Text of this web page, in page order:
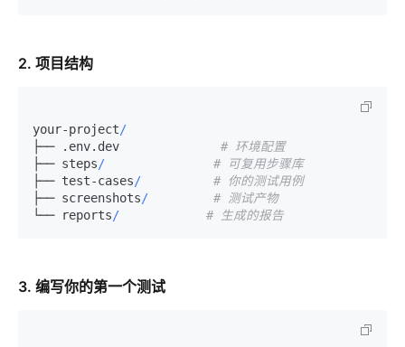
2. 项目结构
your-project/
├── .env.dev # 环境配置
├── steps/
# 可复用步骤库
├── test-cases/
# 你的测试用例
├── screenshots/
# 测试产物
└── reports/ # 生成的报告
3. 编写你的第一个测试